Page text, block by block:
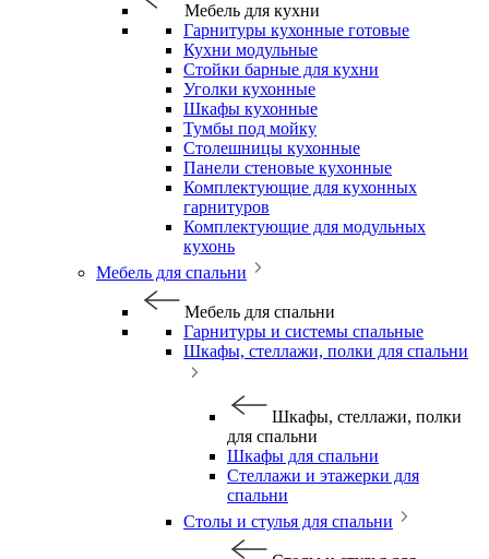
Мебель для кухни
Гарнитуры кухонные готовые
Кухни модульные
Стойки барные для кухни
Уголки кухонные
Шкафы кухонные
Тумбы под мойку
Столешницы кухонные
Панели стеновые кухонные
Комплектующие для кухонных
гарнитуров
Комплектующие для модульных
кухонь
Мебель для спальни
Мебель для спальни
Гарнитуры и системы спальные
Шкафы, стеллажи, полки для спальни
Шкафы, стеллажи, полки
для спальни
Шкафы для спальни
Стеллажи и этажерки для
спальни
Столы и стулья для спальни